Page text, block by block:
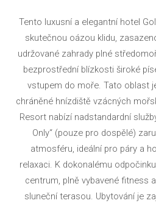
Tento luxusní a elegantní hotel
skutečnou oázou klidu,
udržované zahrady plné
bezprostřední blízkosti široké
vstupem do moře. Tato oblast
chráněné hnízdiště vzácných
Resort nabízí nadstandardní
Only“ (pouze pro dospělé)
atmosféru, ideální pro páry a
relaxaci. K dokonalému
centrum, plně vybavené fitness
sluneční terasou. Ubytování je